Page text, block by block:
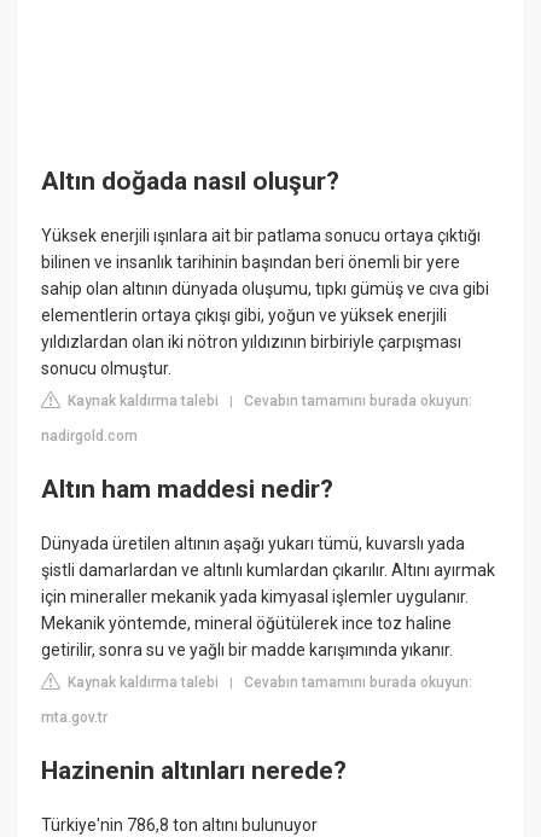
Altın doğada nasıl oluşur?
Yüksek enerjili ışınlara ait bir patlama sonucu ortaya çıktığı
bilinen ve insanlık tarihinin başından beri önemli bir yere
sahip olan altının dünyada oluşumu, tıpkı gümüş ve cıva gibi
elementlerin ortaya çıkışı gibi, yoğun ve yüksek enerjili
yıldızlardan olan iki nötron yıldızının birbiriyle çarpışması
sonucu olmuştur.
Kaynak kaldırma talebi |Cevabın tamamını burada okuyun:
nadirgold.com
Altın ham maddesi nedir?
Dünyada üretilen altının aşağı yukarı tümü, kuvarslı yada
şistli damarlardan ve altınlı kumlardan çıkarılır. Altını ayırmak
için mineraller mekanik yada kimyasal işlemler uygulanır.
Mekanik yöntemde, mineral öğütülerek ince toz haline
getirilir, sonra su ve yağlı bir madde karışımında yıkanır.
Kaynak kaldırma talebi |Cevabın tamamını burada okuyun:
mta.gov.tr
Hazinenin altınları nerede?
Türkiye'nin 786,8 ton altını bulunuyor